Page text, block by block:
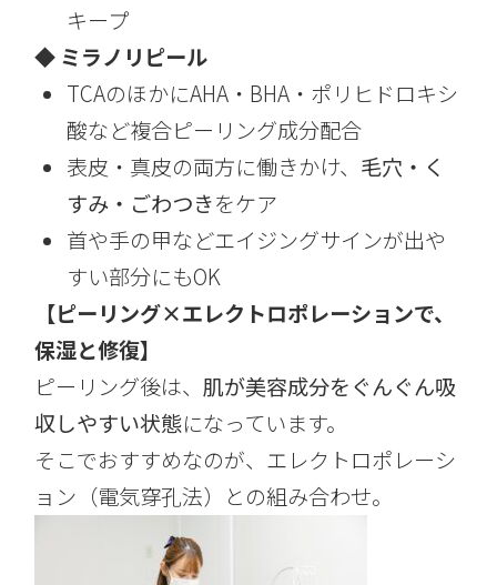
キープ
◆ ミラノリピール
TCAのほかにAHA・BHA・ポリヒドロキシ
酸など複合ピーリング成分配合
表皮・真皮の両方に働きかけ、 毛穴・く
すみ・ごわつきをケア
首や手の甲などエイジングサインが出や
すい部分にもOK
【ピーリング×エレクトロポレーションで、
保湿と修復】
ピーリング後は、肌が美容成分をぐんぐん吸
収しやすい状態になっています。
そこでおすすめなのが、エレクトロポレーシ
ョン（電気穿孔法）との組み合わせ。